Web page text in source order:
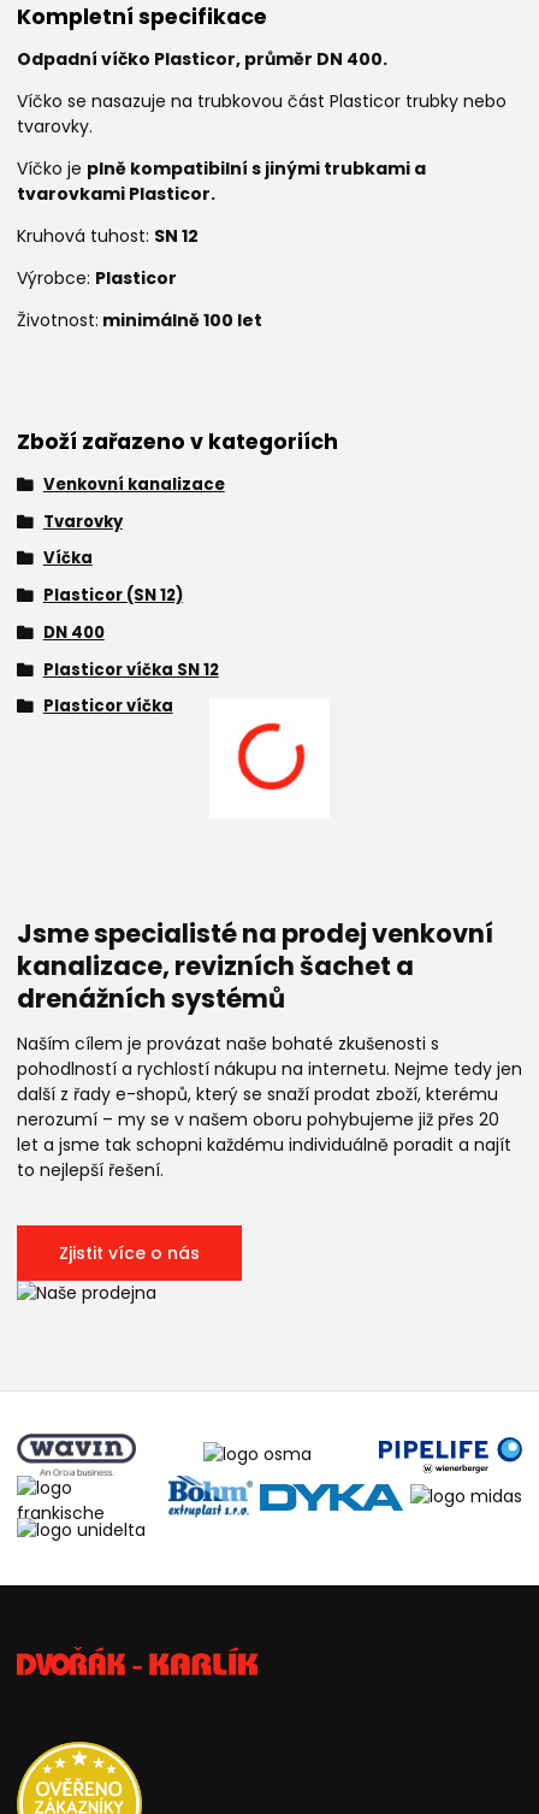
Kompletní specifikace
Odpadní víčko Plasticor, průměr DN 400.
Víčko se nasazuje na trubkovou část Plasticor trubky nebo
tvarovky.
Víčko je plně kompatibilní s jinými trubkami a
tvarovkami Plasticor.
Kruhová tuhost: SN 12
Výrobce: Plasticor
Životnost: minimálně 100 let
Zboží zařazeno v kategoriích
Venkovní kanalizace
Tvarovky
Víčka
Plasticor (SN 12)
DN 400
Plasticor víčka SN 12
Plasticor víčka
Jsme specialisté na prodej venkovní
kanalizace, revizních šachet a
drenážních systémů
Naším cílem je provázat naše bohaté zkušenosti s
pohodlností a rychlostí nákupu na internetu. Nejme tedy jen
další z řady e-shopů, který se snaží prodat zboží, kterému
nerozumí – my se v našem oboru pohybujeme již přes 20
let a jsme tak schopni každému individuálně poradit a najít
to nejlepší řešení.
Zjistit více o nás